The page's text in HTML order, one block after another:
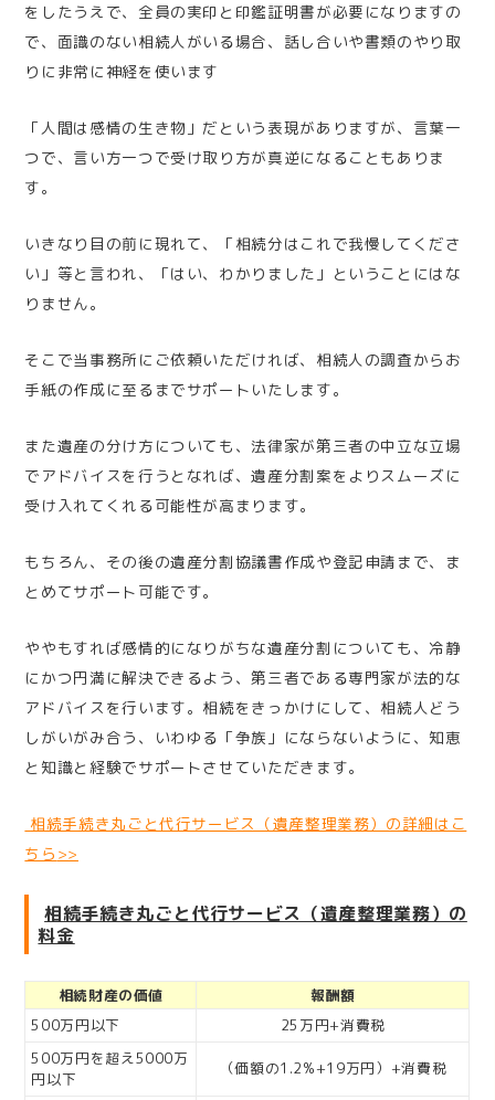
をしたうえで、全員の実印と印鑑証明書が必要になりますの
で、面識のない相続人がいる場合、話し合いや書類のやり取
りに非常に神経を使います
「人間は感情の生き物」だという表現がありますが、言葉一
つで、言い方一つで受け取り方が真逆になることもありま
す。
いきなり目の前に現れて、「相続分はこれで我慢してくださ
い」等と言われ、「はい、わかりました」ということにはな
りません。
そこで当事務所にご依頼いただければ、相続人の調査からお
手紙の作成に至るまでサポートいたします。
また遺産の分け方についても、法律家が第三者の中立な立場
でアドバイスを行うとなれば、遺産分割案をよりスムーズに
受け入れてくれる可能性が高まります。
もちろん、その後の遺産分割協議書作成や登記申請まで、ま
とめてサポート可能です。
ややもすれば感情的になりがちな遺産分割についても、冷静
にかつ円満に解決できるよう、第三者である専門家が法的な
アドバイスを行います。相続をきっかけにして、相続人どう
しがいがみ合う、いわゆる「争族」にならないように、知恵
と知識と経験でサポートさせていただきます。
相続手続き丸ごと代行サービス（遺産整理業務）の詳細はこ
ちら >>
相続手続き丸ごと代行サービス（遺産整理業務）の
料金
相続財産の価値
報酬額
500万円以下
25万円+消費税
500万円を超え5000万
円以下
（価額の1.2%+19万円）+消費税